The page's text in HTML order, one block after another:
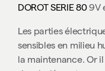
DOROT SERIE 809V
Les parties
sensibles en milieu
la maintenance. Or